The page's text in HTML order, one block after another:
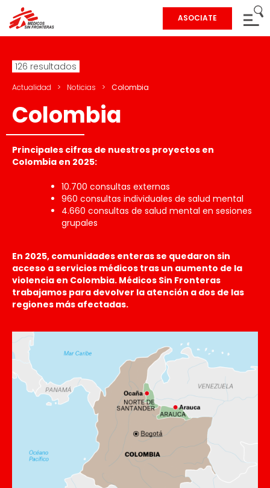
ASOCIATE
126 resultados
Actualidad > Noticias > Colombia
Colombia
Principales cifras de nuestros proyectos en
Colombia en 2025:
10.700 consultas externas
960 consultas individuales de salud mental
4.660 consultas de salud mental en sesiones
grupales
En 2025, comunidades enteras se quedaron sin
acceso a servicios médicos tras un aumento de la
violencia en Colombia. Médicos Sin Fronteras
trabajamos para devolver la atención a dos de las
regiones más afectadas.